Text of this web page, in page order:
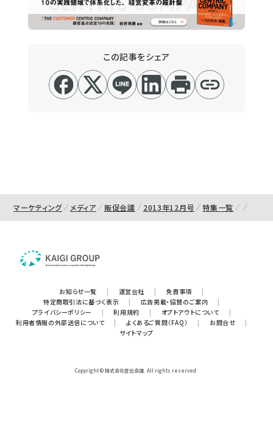
この記事をシェア
マーケティング メディア 販促会議 2013年12月号 特集一覧
お知らせ一覧 | 運営会社 | 免責事項
|
特定商取引法に基づく表示
| 広告掲載・協賛のご案内
|
プライバシーポリシー
| 利用規約 | オプトアウトについて
|
利用者情報の外部送信について
| よくあるご質問（FAQ） | お問合せ
|
サイトマップ
Copyright © 株式会社宣伝会議. All rights reserved.